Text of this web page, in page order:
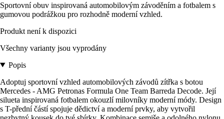
Sportovní obuv inspirovaná automobilovým závoděním a fotbalem s
gumovou podrážkou pro rozhodně moderní vzhled.
Produkt není k dispozici
Všechny varianty jsou vyprodány
Popis
Adoptuj sportovní vzhled automobilových závodů zítřka s botou
Mercedes - AMG Petronas Formula One Team Barreda Decode. Její
silueta inspirovaná fotbalem okouzlí milovníky moderní módy. Design
s T-přední částí spojuje dědictví a moderní prvky, aby vytvořil